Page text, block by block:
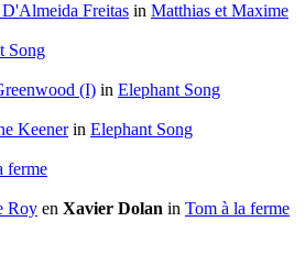
Freitas in Matthias et Maxime
Song
(I) in Elephant Song
Keenerin Elephant Song
ferme
Roy en Xavier Dolan in Tom à la ferme